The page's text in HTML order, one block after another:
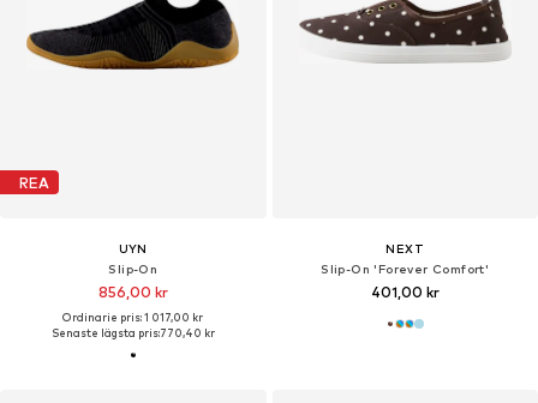
REA
UYN
Slip-On
856,00 kr
Ordinarie pris: 1 017,00 kr
Senaste lägsta pris:770,40 kr
NEXT
Slip-On 'Forever Comfort'
401,00 kr